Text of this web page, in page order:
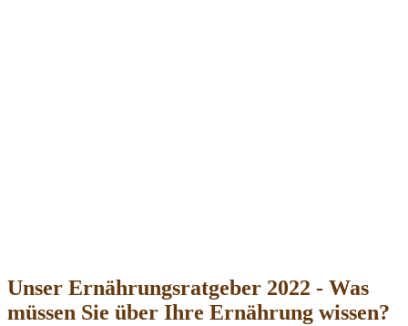
Unser Ernährungsratgeber 2022 - Was
müssen Sie über Ihre Ernährung wissen?